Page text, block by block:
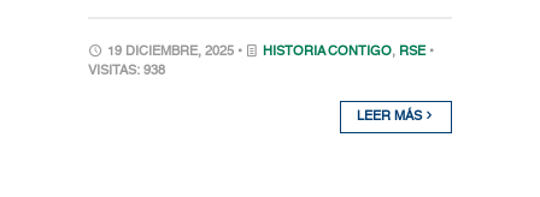
19 DICIEMBRE, 2025 • HISTORIA CONTIGO, RSE •
VISITAS: 938
LEER MÁS